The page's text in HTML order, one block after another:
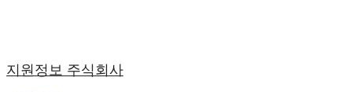
지원정보 주식회사